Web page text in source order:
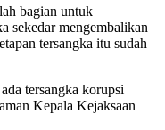
bagian untuk
sekedar mengembalikan
tersangka itu sudah
tersangka korupsi
Kepala Kejaksaan